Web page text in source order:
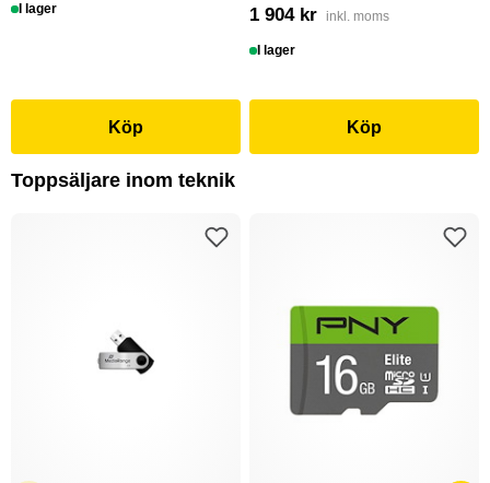
I lager
Köp
1 904 kr inkl. moms
I lager
Köp
Toppsäljare inom teknik